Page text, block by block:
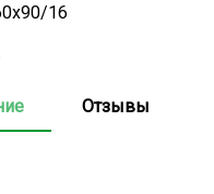
16
Отзывы